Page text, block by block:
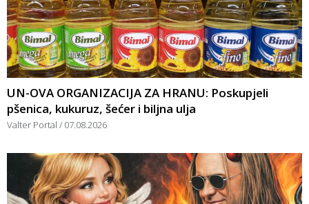
UN-OVA ORGANIZACIJA ZA HRANU: Poskupjeli
pšenica, kukuruz, šećer i biljna ulja
Valter Portal 07.08.2026